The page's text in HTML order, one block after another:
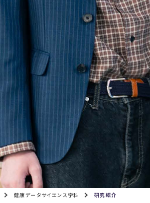
健康データサイエンス学科 研究紹介